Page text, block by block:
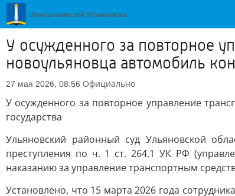
У осужденного за повторное
новоульяновца автомобиль
27 мая 2026, 08:56 Официально
У осужденного за повторное управление
государства
Ульяновский районный суд Ульяновской
преступления по ч. 1 ст. 264.1 УК РФ
наказанию за управление транспортным
Установлено, что 15 марта 2026 года